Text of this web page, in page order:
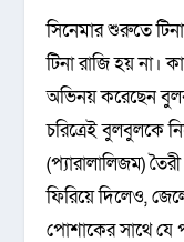
সিনেমার শুরুতে
টিনা রাজি হয় না।
অভিনয় করেছেন
চরিত্রেই বুলবুলকে
(প্যারালালিজম)
ফিরিয়ে দিলেও,
পোশাকের সাথে